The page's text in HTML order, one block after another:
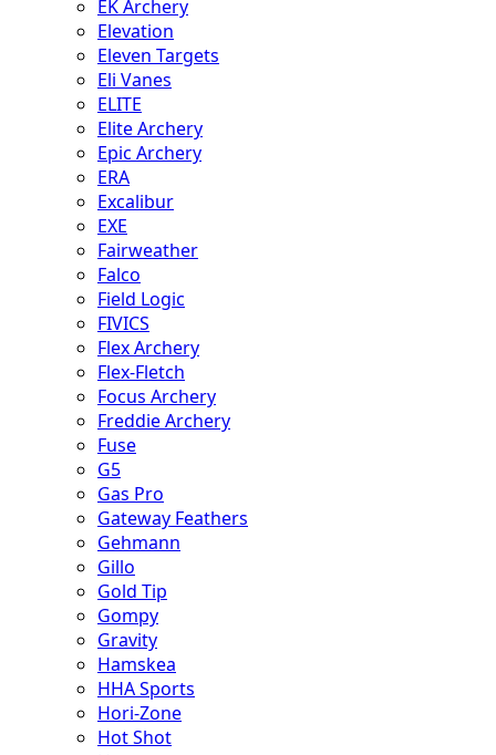
EK Archery
Elevation
Eleven Targets
Eli Vanes
ELITE
Elite Archery
Epic Archery
ERA
Excalibur
EXE
Fairweather
Falco
Field Logic
FIVICS
Flex Archery
Flex-Fletch
Focus Archery
Freddie Archery
Fuse
G5
Gas Pro
Gateway Feathers
Gehmann
Gillo
Gold Tip
Gompy
Gravity
Hamskea
HHA Sports
Hori-Zone
Hot Shot